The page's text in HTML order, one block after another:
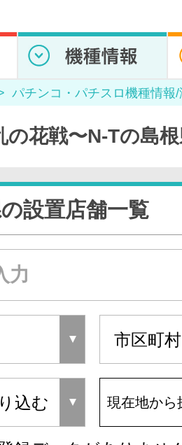
パチンコ・パチスロ機種情報
の花戦〜N-Tの島
設置店舗一覧
現在地から